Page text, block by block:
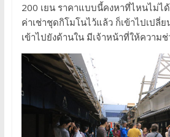
200 เยน ราคาแบบนี้คงหาที่ไหนไม่ไ
ค่าเช่าชุดกิโมโนไว้แล้ว ก็เข้าไปเปลี่
เข้าไปยังด้านใน มีเจ้าหน้าที่ให้ความ